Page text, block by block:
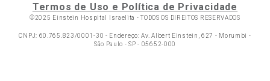
Termos de Uso e Política de Privacidade
©2025 Einstein Hospital Israelita -TODOS OS DIREITOS RESERVADOS
CNPJ: 60.765.823/0001-30 - Endereço: Av. Albert Einstein, 627 - Morumbi -
São Paulo - SP - 05652-000